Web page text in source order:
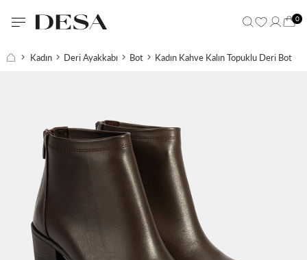
0
Kadın Deri Ayakkabı Bot Kadın Kahve Kalın Topuklu Deri Bot